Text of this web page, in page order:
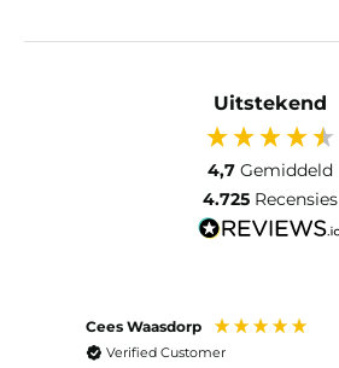
Uitstekend
4,7 Gemiddeld
4.725 Recensies
Cees Waasdorp
Verified Customer